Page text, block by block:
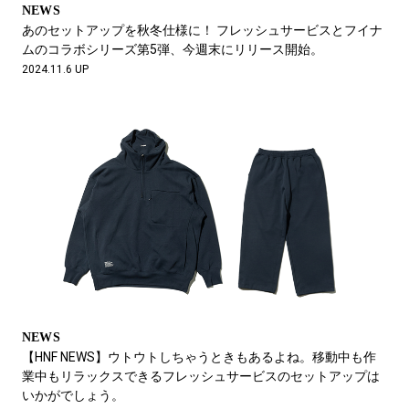
NEWS
あのセットアップを秋冬仕様に！ フレッシュサービスとフイナ
ムのコラボシリーズ第5弾、今週末にリリース開始。
2024.11.6 UP
NEWS
【HNF NEWS】ウトウトしちゃうときもあるよね。移動中も作
業中もリラックスできるフレッシュサービスのセットアップは
いかがでしょう。